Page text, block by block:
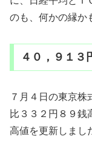
のも、何かの縁か
４０，９１３
７月４日の東京株
比３３２円８９銭
高値を更新しまし